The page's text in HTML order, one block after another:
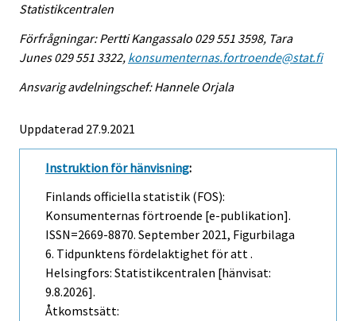
Statistikcentralen
Förfrågningar: Pertti Kangassalo 029 551 3598, Tara
Junes 029 551 3322, konsumenternas.fortroende@stat.fi
Ansvarig avdelningschef: Hannele Orjala
Uppdaterad 27.9.2021
Instruktion för hänvisning:
Finlands officiella statistik (FOS):
Konsumenternas förtroende [e-publikation].
ISSN=2669-8870. September 2021, Figurbilaga
6. Tidpunktens fördelaktighet för att .
Helsingfors: Statistikcentralen [hänvisat:
9.8.2026].
Åtkomstsätt: